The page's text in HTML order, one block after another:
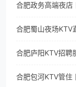
合肥政务高端夜店
合肥蜀山夜场KTV
合肥庐阳KTV招聘
合肥包河KTV管住